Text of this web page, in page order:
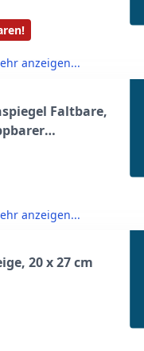
anzeigen...
Faltbare,
anzeigen...
20 x 27 cm